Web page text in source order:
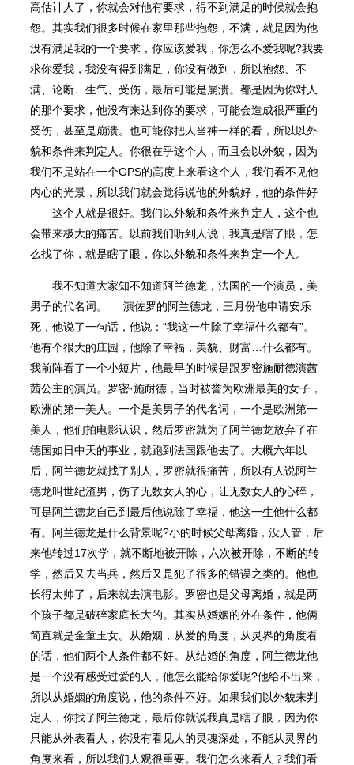
高估计人了，你就会对他有要求，得不到满足的时候就会抱
怨。其实我们很多时候在家里那些抱怨，不满，就是因为他
没有满足我的一个要求，你应该爱我，你怎么不爱我呢?我要
求你爱我，我没有得到满足，你没有做到，所以抱怨、不
满、论断、生气、受伤，最后可能是崩溃。都是因为你对人
的那个要求，他没有来达到你的要求，可能会造成很严重的
受伤，甚至是崩溃。也可能你把人当神一样的看，所以以外
貌和条件来判定人。你很在乎这个人，而且会以外貌，因为
我们不是站在一个GPS的高度上来看这个人，我们看不⻅他
内心的光景，所以我们就会觉得说他的外貌好，他的条件好
——这个人就是很好。我们以外貌和条件来判定人，这个也
会带来极大的痛苦。以前我们听到人说，我真是瞎了眼，怎
么找了你，就是瞎了眼，你以外貌和条件来判定一个人。
我不知道大家知不知道阿兰德龙，法国的一个演员，美
男子的代名词。
演佐罗的阿兰德龙，三月份他申请安乐
死，他说了一句话，他说：“我这一生除了幸福什么都有”。
他有个很大的庄园，他除了幸福，美貌、财富…什么都有。
我前阵看了一个小短片，他最早的时候是跟罗密施耐德演茜
茜公主的演员。罗密·施耐德，当时被誉为欧洲最美的女子，
欧洲的第一美人。一个是美男子的代名词，一个是欧洲第一
美人，他们拍电影认识，然后罗密就为了阿兰德龙放弃了在
德国如日中天的事业，就跑到法国跟他去了。大概六年以
后，阿兰德龙就找了别人，罗密就很痛苦，所以有人说阿兰
德⻰叫世纪渣男，伤了无数女人的心，让无数女人的心碎，
可是阿兰德⻰自己到最后他说除了幸福，他这一生他什么都
有。阿兰德⻰是什么背景呢?小的时候父母离婚，没人管，后
来他转过17次学，就不断地被开除，六次被开除，不断的转
学，然后又去当兵，然后又是犯了很多的错误之类的。他也
⻓得太帅了，后来就去演电影。罗密也是父母离婚，就是两
个孩子都是破碎家庭⻓大的。其实从婚姻的外在条件，他俩
简直就是金童玉女。从婚姻，从爱的⻆度，从灵界的⻆度看
的话，他们两个人条件都不好。从结婚的⻆度，阿兰德龙他
是一个没有感受过爱的人，他怎么能给你爱呢?他给不出来，
所以从婚姻的⻆度说，他的条件不好。如果我们以外貌来判
定人，你找了阿兰德龙，最后你就说我真是瞎了眼，因为你
只能从外表看人，你没有看⻅人的灵魂深处，不能从灵界的
⻆度来看，所以我们人观很重要。我们怎么来看人？我们看